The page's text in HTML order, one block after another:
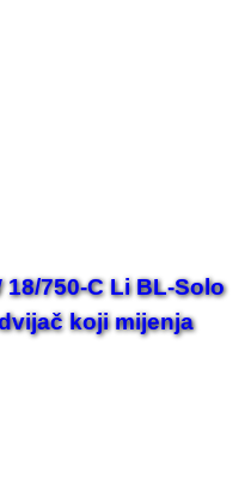
750-C Li BL-Solo
koji mijenja